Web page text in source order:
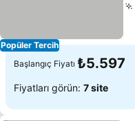
Popüler Tercih
Başlangıç Fiyatı ₺5.597
Fiyatları görün: 7 site